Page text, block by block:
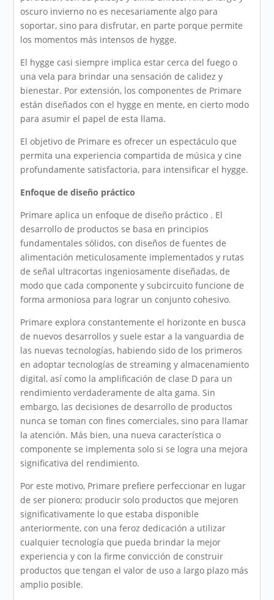
oscuro invierno no es necesariamente algo para
soportar, sino para disfrutar, en parte porque permite
los momentos más intensos de hygge.
El hygge casi siempre implica estar cerca del fuego o
una vela para brindar una sensación de calidez y
bienestar. Por extensión, los componentes de Primare
están diseñados con el hygge en mente, en cierto modo
para asumir el papel de esta llama.
El objetivo de Primare es ofrecer un espectáculo que
permita una experiencia compartida de música y cine
profundamente satisfactoria, para intensificar el hygge.
Enfoque de diseño práctico
Primare aplica un enfoque de diseño práctico . El
desarrollo de productos se basa en principios
fundamentales sólidos, con diseños de fuentes de
alimentación meticulosamente implementados y rutas
de señal ultracortas ingeniosamente diseñadas, de
modo que cada componente y subcircuito funcione de
forma armoniosa para lograr un conjunto cohesivo.
Primare explora constantemente el horizonte en busca
de nuevos desarrollos y suele estar a la vanguardia de
las nuevas tecnologías, habiendo sido de los primeros
en adoptar tecnologías de streaming y almacenamiento
digital, así como la amplificación de clase D para un
rendimiento verdaderamente de alta gama. Sin
embargo, las decisiones de desarrollo de productos
nunca se toman con fines comerciales, sino para llamar
la atención. Más bien, una nueva característica o
componente se implementa solo si se logra una mejora
significativa del rendimiento.
Por este motivo, Primare prefiere perfeccionar en lugar
de ser pionero; producir solo productos que mejoren
significativamente lo que estaba disponible
anteriormente, con una feroz dedicación a utilizar
cualquier tecnología que pueda brindar la mejor
experiencia y con la firme convicción de construir
productos que tengan el valor de uso a largo plazo más
amplio posible.